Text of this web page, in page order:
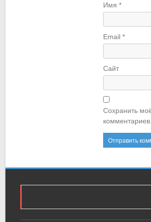
Имя*
Email*
Сайт
Сохранить